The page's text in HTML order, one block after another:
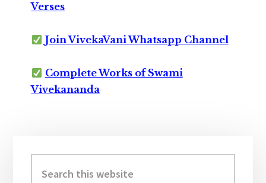
Verses
Join VivekaVani Whatsapp Channel
Complete Works of Swami
Vivekananda
Sidebar
this